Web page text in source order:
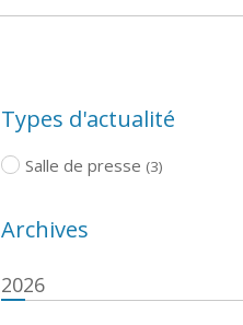
Types d'actualité
Salle de presse (3)
Archives
2026